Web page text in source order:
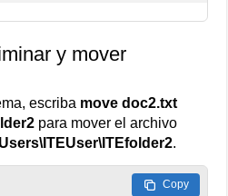
y mover
escriba move doc2.txt
para mover el archivo
.
Copy